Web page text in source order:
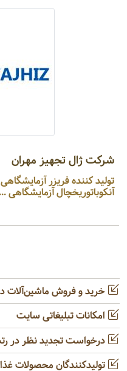
شرکت ژال تجهیز مهران
تولید کننده فریزر
آنکوباتوریخچال آزمایشگاهی ...
خرید و فروش
امکانات تبلیغاتی سایت
درخواست تجدید نظر در
تولیدکنندگان محصولات